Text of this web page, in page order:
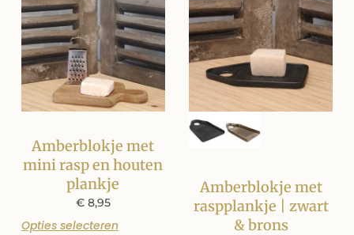
Amberblokje met
mini rasp en houten
plankje
€8,95
Opties selecteren
Amberblokje met
raspplankje | zwart
& brons